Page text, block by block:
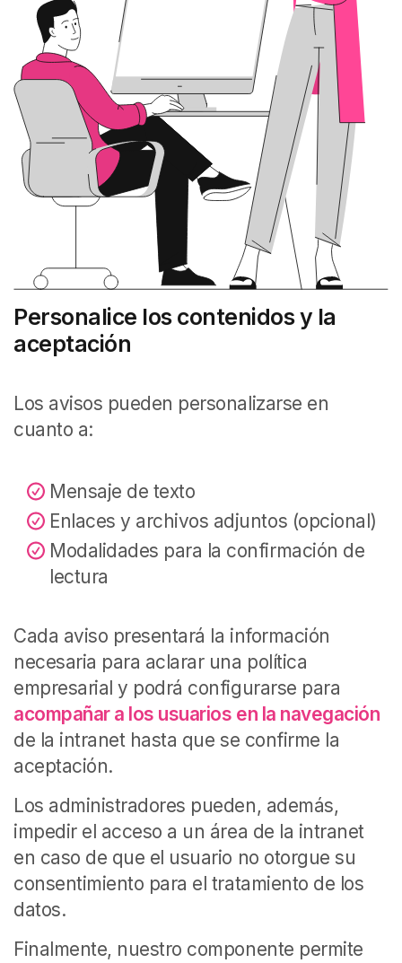
Personalice los contenidos y la
aceptación
Los avisos pueden personalizarse en
cuanto a:
Mensaje de texto
Enlaces y archivos adjuntos (opcional)
Modalidades para la confirmación de
lectura
Cada aviso presentará la información
necesaria para aclarar una política
empresarial y podrá configurarse para
acompañar a los usuarios en la navegación
de la intranet hasta que se confirme la
aceptación.
Los administradores pueden, además,
impedir el acceso a un área de la intranet
en caso de que el usuario no otorgue su
consentimiento para el tratamiento de los
datos.
Finalmente, nuestro componente permite